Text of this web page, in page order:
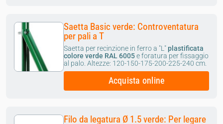
Saetta Basic verde: Controventatura
per pali a T
Saetta per recinzione in ferro a "L"plastificata
colore verde RAL 6005e foratura per fissaggio
al palo. Altezze: 120-150-175-200-225-240 cm.
Acquista online
Filo da legatura Ø 1.5 verde: Per legare